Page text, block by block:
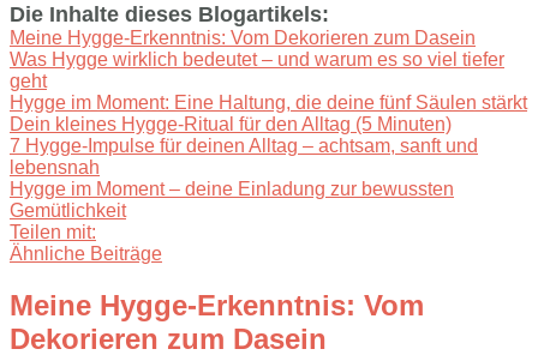
Die Inhalte dieses Blogartikels:
Meine Hygge-Erkenntnis: Vom Dekorieren zum Dasein
Was Hygge wirklich bedeutet – und warum es so viel tiefer
geht
Hygge im Moment: Eine Haltung, die deine fünf Säulen stärkt
Dein kleines Hygge-Ritual für den Alltag (5 Minuten)
7 Hygge-Impulse für deinen Alltag – achtsam, sanft und
lebensnah
Hygge im Moment – deine Einladung zur bewussten
Gemütlichkeit
Teilen mit:
Ähnliche Beiträge
Meine Hygge-Erkenntnis: Vom
Dekorieren zum Dasein